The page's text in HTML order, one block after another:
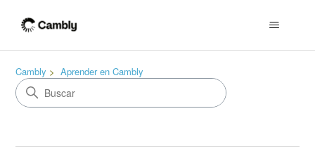
Cambly Aprender en Cambly